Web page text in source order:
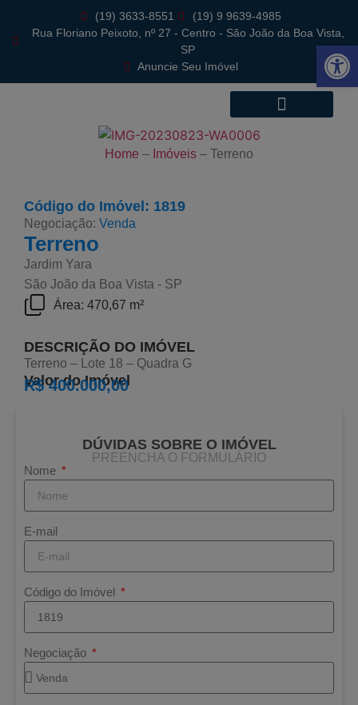
Abrir
(19) 3633-8551
(19) 9 9639-4985
Rua Floriano Peixoto, nº 27 - Centro - São João da Boa Vista,
SP
Anuncie Seu Imóvel
Home – Imóveis – Terreno
Código do Imóvel: 1819
Negociação: Venda
Terreno
Jardim Yara
São João da Boa Vista - SP
Área: 470,67 m²
DESCRIÇÃO DO IMÓVEL
Terreno – Lote 18 – Quadra G
Valor do Imóvel
R$ 400.000,00
DÚVIDAS SOBRE O IMÓVEL
PREENCHA O FORMULÁRIO
Nome
E-mail
Código do Imóvel
Negociação